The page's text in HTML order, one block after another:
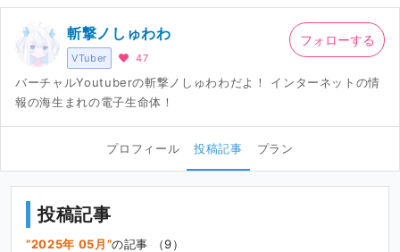
VTuber
斬撃ノしゅわわ
47
バーチャルYoutuberの斬撃ノしゅわわだよ！ インターネットの情
報の海生まれの電子生命体！
フォローする
プロフィール 投稿記事 プラン
投稿記事
2025年 05月 の記事 （9）